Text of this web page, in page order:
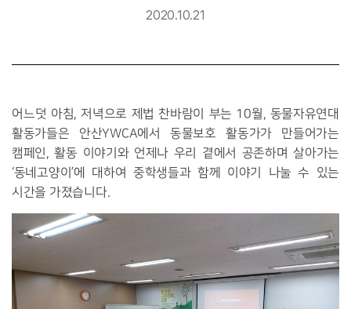
2020.10.21
어느덧 아침, 저녁으로 제법 찬바람이 부는 10월, 동물자유연대
활동가들은 안산YWCA에서 동물보호 활동가가 만들어가는
캠페인, 활동 이야기와 언제나 우리 곁에서 공존하며 살아가는
‘동네고양이’에 대하여 중학생들과 함께 이야기 나눌 수 있는
시간을 가졌습니다.